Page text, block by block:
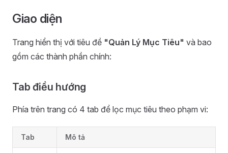
Giao diện
Trang hiển thị với tiêu đề "Quản Lý Mục Tiêu" và bao
gồm các thành phần chính:
Tab điều hướng
Phía trên trang có 4 tab để lọc mục tiêu theo phạm vi:
Tab Mô tả